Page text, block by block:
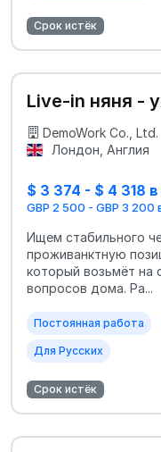
Срок истёк
Live-in няня -
DemoWork Co., Ltd.
Лондон, Англия
$ 3 374 - $ 4 318
GBP 2 500 - GBP 3 200
Ищем стабильного
проживанктную
который возьмёт на
вопросов дома. Ра...
Постоянная работа
Для Русских
Срок истёк